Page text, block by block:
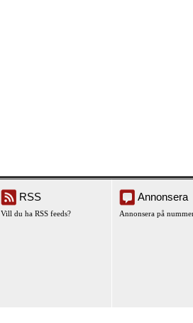
RSS
Vill du ha RSS feeds?
Annonsera
Annonsera på